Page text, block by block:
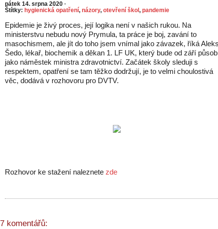
pátek 14. srpna 2020 ·
Štítky: hygienická opatření, názory, otevření škol, pandemie
Epidemie je živý proces, její logika není v našich rukou. Na
ministerstvu nebudu nový Prymula, ta práce je boj, zavání to
masochismem, ale jít do toho jsem vnímal jako závazek, říká
Šedo, lékař, biochemik a děkan 1. LF UK, který bude od září
jako náměstek ministra zdravotnictví. Začátek školy sleduji s
respektem, opatření se tam těžko dodržují, je to velmi choulostivá
věc, dodává v rozhovoru pro DVTV.
Rozhovor ke stažení naleznete zde
7 komentářů: